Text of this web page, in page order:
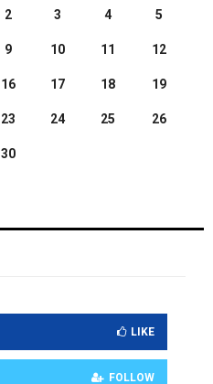
2 3 4 5
9 10 11 12
16 17 18 19
23 24 25 26
30
LIKE
FOLLOW